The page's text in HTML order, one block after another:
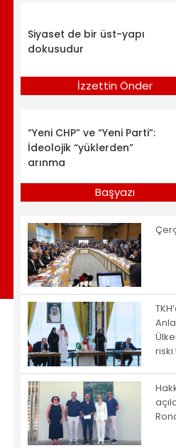
Siyaset de bir üst-yapı
dokusudur
İzzettin Önder
“Yeni CHP” ve “Yeni Parti”:
İdeolojik “yüklerden”
arınma
Başyazı
riski